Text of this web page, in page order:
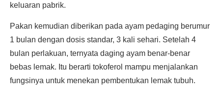
keluaran pabrik.
Pakan kemudian diberikan pada ayam pedaging berumur
1 bulan dengan dosis standar, 3 kali sehari. Setelah 4
bulan perlakuan, ternyata daging ayam benar-benar
bebas lemak. Itu berarti tokoferol mampu menjalankan
fungsinya untuk menekan pembentukan lemak tubuh.